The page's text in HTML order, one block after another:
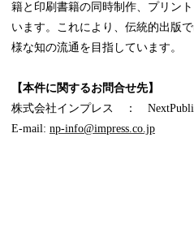
籍と印刷書籍の同時制作、プリン
います。これにより、伝統的出版
様な知の流通を目指しています。
【本件に関するお問合せ先】
株式会社インプレス ：
E-mail: np-info@impress.co.jp